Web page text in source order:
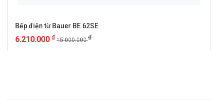
Bếp điện từ Bauer BE 62SE
6.210.000 ₫ 15.000.000₫